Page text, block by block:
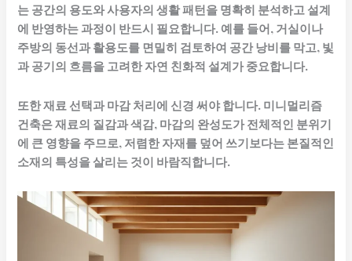
는 공간의 용도와 사용자의 생활 패턴을 명확히 분석하고 설계
에 반영하는 과정이 반드시 필요합니다. 예를 들어, 거실이나
주방의 동선과 활용도를 면밀히 검토하여 공간 낭비를 막고, 빛
과 공기의 흐름을 고려한 자연 친화적 설계가 중요합니다.
또한 재료 선택과 마감 처리에 신경 써야 합니다. 미니멀리즘
건축은 재료의 질감과 색감, 마감의 완성도가 전체적인 분위기
에 큰 영향을 주므로, 저렴한 자재를 덮어 쓰기보다는 본질적인
소재의 특성을 살리는 것이 바람직합니다.